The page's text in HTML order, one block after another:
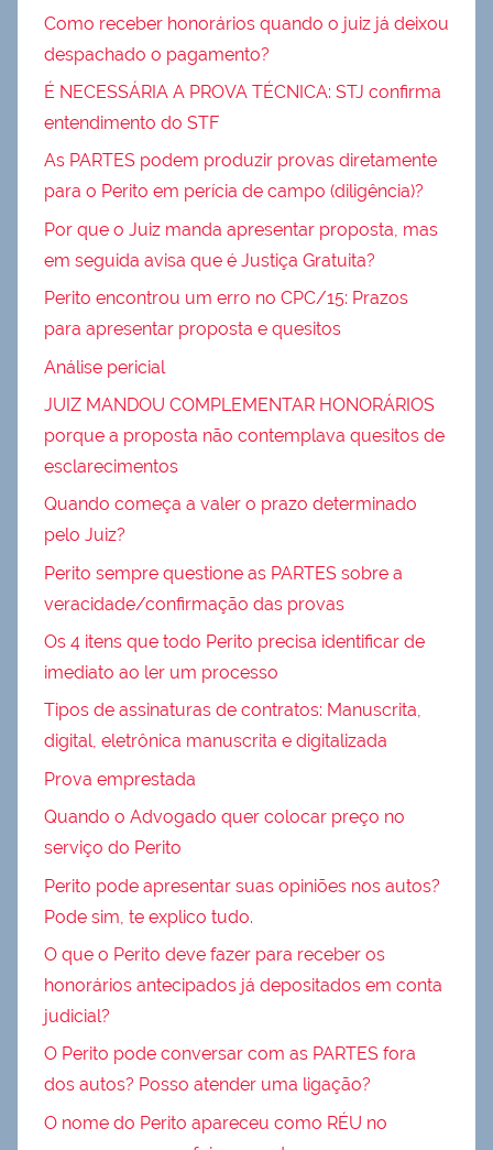
Como receber honorários quando o juiz já deixou
despachado o pagamento?
É NECESSÁRIA A PROVA TÉCNICA: STJ confirma
entendimento do STF
As PARTES podem produzir provas diretamente
para o Perito em perícia de campo (diligência)?
Por que o Juiz manda apresentar proposta, mas
em seguida avisa que é Justiça Gratuita?
Perito encontrou um erro no CPC/15: Prazos
para apresentar proposta e quesitos
Análise pericial
JUIZ MANDOU COMPLEMENTAR HONORÁRIOS
porque a proposta não contemplava quesitos de
esclarecimentos
Quando começa a valer o prazo determinado
pelo Juiz?
Perito sempre questione as PARTES sobre a
veracidade/confirmação das provas
Os 4 itens que todo Perito precisa identificar de
imediato ao ler um processo
Tipos de assinaturas de contratos: Manuscrita,
digital, eletrônica manuscrita e digitalizada
Prova emprestada
Quando o Advogado quer colocar preço no
serviço do Perito
Perito pode apresentar suas opiniões nos autos?
Pode sim, te explico tudo.
O que o Perito deve fazer para receber os
honorários antecipados já depositados em conta
judicial?
O Perito pode conversar com as PARTES fora
dos autos? Posso atender uma ligação?
O nome do Perito apareceu como RÉU no